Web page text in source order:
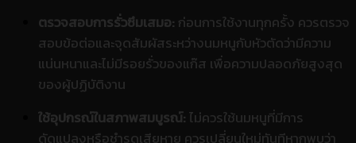
ตรวจสอบการรั่วซึมเสมอ: ก่อนการใช้งานทุกครั้ง ควรตรวจ
สอบข้อต่อและจุดสัมผัสระหว่างนมหนูกับหัวตัดว่ามีความ
แน่นหนาและไม่มีรอยรั่วของแก๊ส เพื่อความปลอดภัยสูงสุด
ของผู้ปฏิบัติงาน
ใช้อุปกรณ์ในสภาพสมบูรณ์: ไม่ควรใช้นมหนูที่มีการ
ดัดแปลงหรือชำรุดเสียหาย ควรเปลี่ยนใหม่ทันทีหากพบว่า